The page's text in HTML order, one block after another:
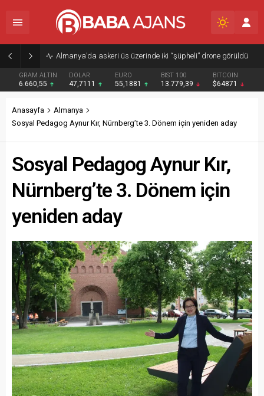
Almanya’da askeri üs üzerinde iki “şüpheli” drone görüldü
GRAM ALTIN
6.660,55
DOLAR
47,7111
EURO
55,1881
BIST 100
13.779,39
BITCOIN
$64871
Anasayfa
Almanya
Sosyal Pedagog Aynur Kır, Nürnberg’te 3. Dönem için yeniden aday
Sosyal Pedagog Aynur Kır,
Nürnberg’te 3. Dönem için
yeniden aday